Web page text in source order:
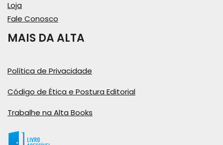
Loja
Fale Conosco
MAIS DA ALTA
Política de Privacidade
Código de Ética e Postura Editorial
Trabalhe na Alta Books